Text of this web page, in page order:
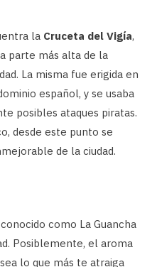
la Cruceta del Vigía,
parte más alta de la
La misma fue erigida en
español, y se usaba
posibles ataques piratas.
desde este punto se
de la ciudad.
conocido como La Guancha
Posiblemente, el aroma
lo que más te atraiga